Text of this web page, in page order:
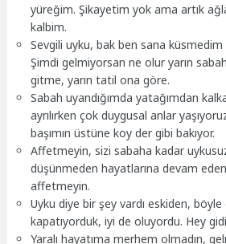
yüreğim. Şikayetim yok ama artık
kalbim.
Sevgili uyku, bak ben sana
Şimdi gelmiyorsan ne olur yarın
gitme, yarın tatil ona göre.
Sabah uyandığımda yatağımdan
ayrılırken çok duygusal anlar
başımın üstüne koy der gibi bakıyor.
Affetmeyin, sizi sabaha kadar
düşünmeden hayatlarına devam
affetmeyin.
Uyku diye bir şey vardı eskiden,
kapatıyorduk, iyi de oluyordu. Hey
Yaralı hayatıma merhem olmadın,